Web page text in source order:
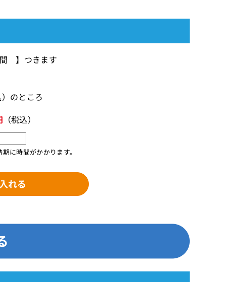
】つきます
のところ
（税込）
に時間がかかります。